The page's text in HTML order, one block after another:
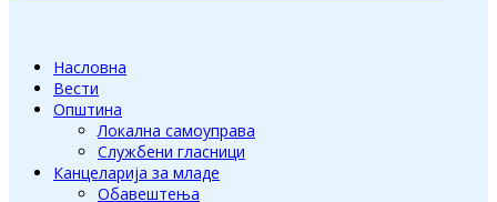
Насловна
Вести
Општина
Локална самоуправа
Службени гласници
Канцеларија за младе
Обавештења